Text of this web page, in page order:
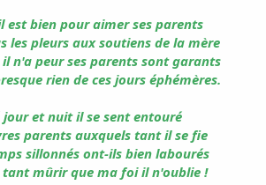
à payer, d'avoir croqué la
pomme,
la foi, ça vous fait des
sourires,
d'inventer pour lui un
avenir !
est bien pour aimer ses parents
les pleurs aux soutiens de la mère
n'a peur ses parents sont garants
rien de ces jours éphémères.
et nuit il se sent entouré
parents auxquels tant il se fie
sillonnés ont-ils bien labourés
tant mûrir que ma foi il n'oublie !